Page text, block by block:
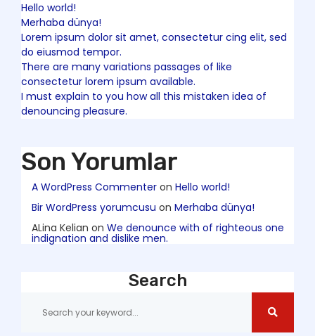
Hello world!
Merhaba dünya!
Lorem ipsum dolor sit amet, consectetur cing elit, sed
do eiusmod tempor.
There are many variations passages of like
consectetur lorem ipsum available.
I must explain to you how all this mistaken idea of
denouncing pleasure.
Son Yorumlar
A WordPress Commenter on Hello world!
Bir WordPress yorumcusu on Merhaba dünya!
ALina Kelian on We denounce with of righteous one
indignation and dislike men.
Search